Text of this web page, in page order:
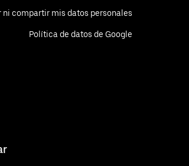
ni compartir mis datos personales
Política de datos de Google